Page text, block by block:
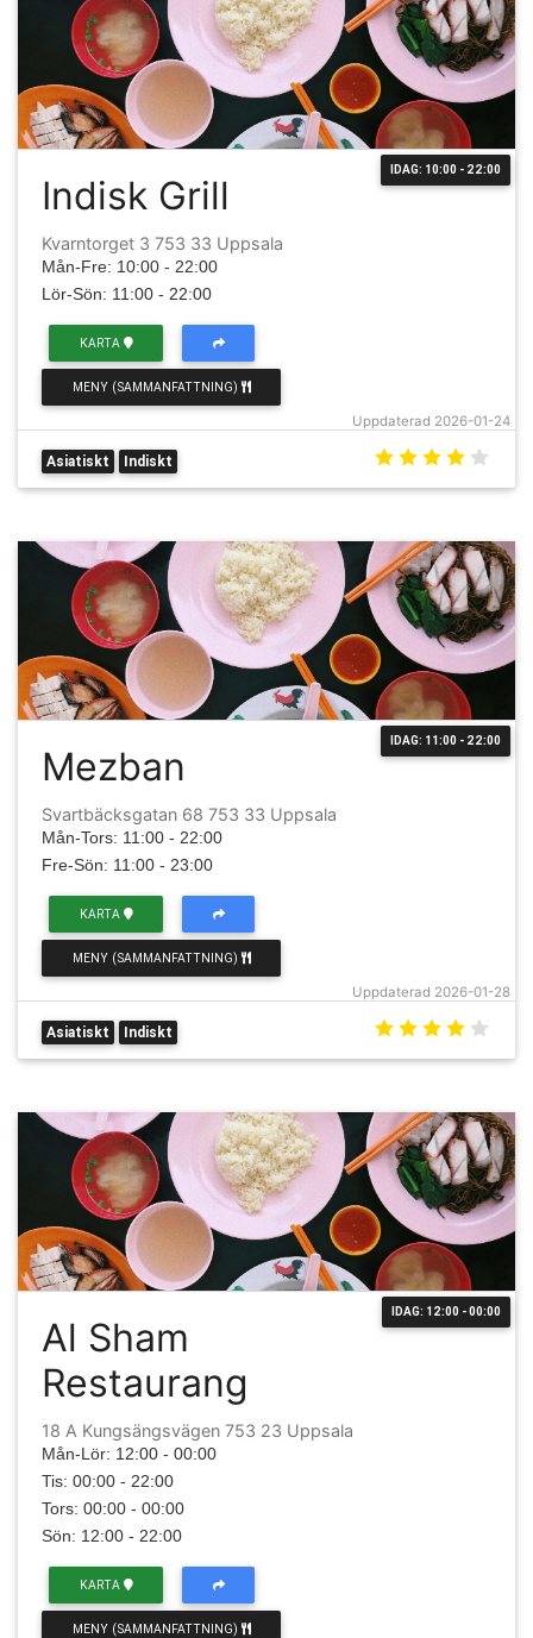
IDAG: 10:00 - 22:00
Indisk Grill
Kvarntorget 3 753 33 Uppsala
Mån-Fre: 10:00 - 22:00
Lör-Sön: 11:00 - 22:00
Uppdaterad 2026-01-24
KARTA
MENY (SAMMANFATTNING)
Asiatiskt Indiskt
IDAG: 11:00 - 22:00
Mezban
Svartbäcksgatan 68 753 33 Uppsala
Mån-Tors: 11:00 - 22:00
Fre-Sön: 11:00 - 23:00
Uppdaterad 2026-01-28
KARTA
MENY (SAMMANFATTNING)
Asiatiskt Indiskt
IDAG: 12:00 - 00:00
Al Sham
Restaurang
18 A Kungsängsvägen 753 23 Uppsala
Mån-Lör: 12:00 - 00:00
Tis: 00:00 - 22:00
Tors: 00:00 - 00:00
Sön: 12:00 - 22:00
KARTA
MENY (SAMMANFATTNING)